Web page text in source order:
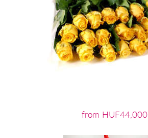
from HUF44,000